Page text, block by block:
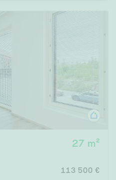
Kokonaispinta-ala27 m²
113 500 €